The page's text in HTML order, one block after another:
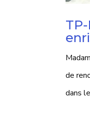
de
dans